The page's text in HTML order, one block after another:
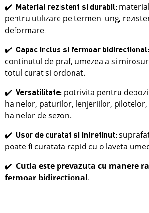
✔️ Material rezistent si durabil:
pentru utilizare pe termen lung,
deformare.
✔️ Capac inclus si fermoar bidirectional:
continutul de praf, umezeala si
totul curat si ordonat.
✔️ Versatilitate: potrivita pentru
hainelor, paturilor, lenjeriilor, pilotelor,
hainelor de sezon.
✔️ Usor de curatat si intretinut:
poate fi curatata rapid cu o laveta
✔️ Cutia este prevazuta cu manere
fermoar bidirectional.